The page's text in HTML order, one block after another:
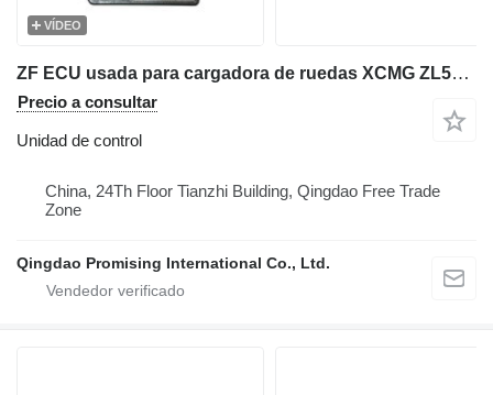
VÍDEO
ZF ECU usada para cargadora de ruedas XCMG ZL50G unidad de control para XCMG Wheel Loader ZL50G cargadora de ruedas
Precio a consultar
Unidad de control
China, 24Th Floor Tianzhi Building, Qingdao Free Trade
Zone
Qingdao Promising International Co., Ltd.